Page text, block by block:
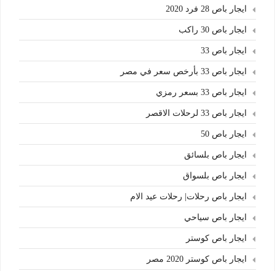
ايجار باص 28 فرد 2020
ايجار باص 30 راكب
ايجار باص 33
ايجار باص 33 بأرخص سعر في مصر
ايجار باص 33 بسعر رمزي
ايجار باص 33 لرحلات الاقصر
ايجار باص 50
ايجار باص بلسائق
ايجار باص بلسواق
ايجار باص رحلات| رحلات عيد الام
ايجار باص سياحي
ايجار باص كوستر
ايجار باص كوستر 2020 مصر